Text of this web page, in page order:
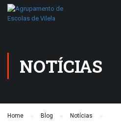
NOTÍCIAS
Home Blog
Notícias